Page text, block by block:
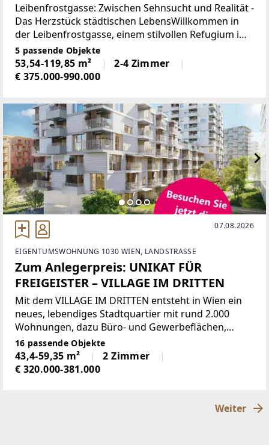
​​​​​​Leibenfrostgasse: Zwischen Sehnsucht und Realität -
Das Herzstück städtischen LebensWillkommen in
der Leibenfrostgasse, einem stilvollen Refugium im
Herzen des 4. Wiener Gemeindebezirks. Hier treffen
Gründerzeit-Charme und modernes Wohnen
5 passende Objekte
53,54-119,85 m²
2-4 Zimmer
€ 375.000-990.000
07.08.2026
EIGENTUMSWOHNUNG 1030 WIEN, LANDSTRASSE
Zum Anlegerpreis: UNIKAT FÜR
FREIGEISTER – VILLAGE IM DRITTEN
Mit dem VILLAGE IM DRITTEN entsteht in Wien ein
neues, lebendiges Stadtquartier mit rund 2.000
Wohnungen, dazu Büro- und Gewerbeflächen,
Nahversorgung sowie Kinderbetreuungs- und
Bildunseinrichtungen, welches das moderne
Wohnen mit viel Grün, Gemeinschaft
16 passende Objekte
43,4-59,35 m²
2 Zimmer
€ 320.000-381.000
Weiter